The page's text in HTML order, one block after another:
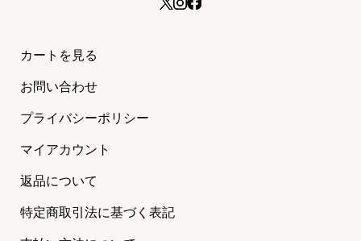
カートを見る
お問い合わせ
プライバシーポリシー
マイアカウント
返品について
特定商取引法に基づく表記